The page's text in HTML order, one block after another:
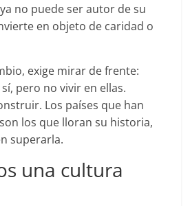
no puede ser autor de su
en objeto de caridad o
exige mirar de frente:
pero no vivir en ellas.
Los países que han
los que lloran su historia,
superarla.
una cultura